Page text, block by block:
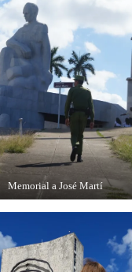
Memorial a José Martí